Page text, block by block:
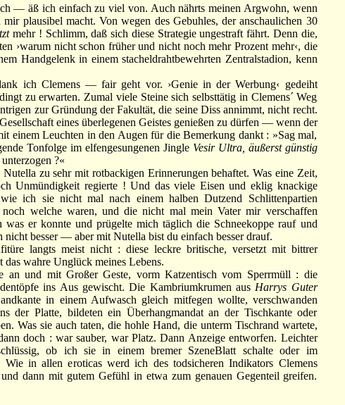
— äß ich einfach zu viel von. Auch nährts meinen Argwohn, wenn
mir plausibel macht. Von wegen des Gebuhles, der anschaulichen 30
mehr ! Schlimm, daß sich diese Strategie ungestraft fährt. Denn die,
›warum nicht schon früher und nicht noch mehr Prozent mehr‹, die
Handgelenk in einem stacheldrahtbewehrten Zentralstadion, kenn
ich Clemens — fair geht vor. ›Genie in der Werbung‹ gedeiht
zu erwarten. Zumal viele Steine sich selbsttätig in Clemens´ Weg
zur Gründung der Fakultät, die seine Diss annimmt, nicht recht.
eines überlegenen Geistes genießen zu dürfen — wenn der
einem Leuchten in den Augen für die Bemerkung dankt : »Sag mal,
Tonfolge im elfengesungenen Jingle Vesir Ultra, äußerst günstig
?«
zu sehr mit rotbackigen Erinnerungen behaftet. Was eine Zeit,
Unmündigkeit regierte ! Und das viele Eisen und eklig knackige
ich sie nicht mal nach einem halben Dutzend Schlittenpartien
welche waren, und die nicht mal mein Vater mir verschaffen
was er konnte und prügelte mich täglich die Schneekoppe rauf und
nicht besser — aber mit Nutella bist du einfach besser drauf.
langts meist nicht : diese leckre britische, versetzt mit bittrer
das wahre Unglück meines Lebens.
und mit Großer Geste, vorm Katzentisch vom Sperrmüll : die
ins Aus gewischt. Die Kambriumkrumen aus Harrys Guter
in einem Aufwasch gleich mitfegen wollte, verschwanden
der Platte, bildeten ein Überhangmandat an der Tischkante oder
Was sie auch taten, die hohle Hand, die unterm Tischrand wartete,
doch : war sauber, war Platz. Dann Anzeige entworfen. Leichter
ob ich sie in einem bremer SzeneBlatt schalte oder im
Wie in allen eroticas werd ich des todsicheren Indikators Clemens
und dann mit gutem Gefühl in etwa zum genauen Gegenteil greifen.